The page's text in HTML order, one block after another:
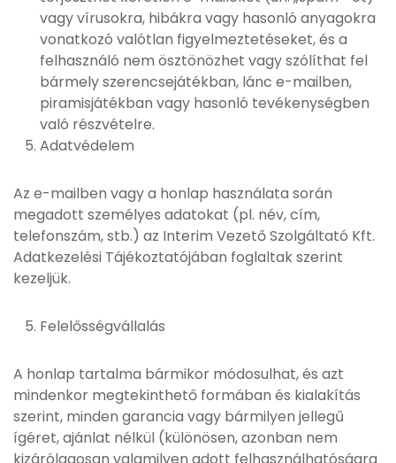
vagy vírusokra, hibákra vagy hasonló anyagokra
vonatkozó valótlan figyelmeztetéseket, és a
felhasználó nem ösztönözhet vagy szólíthat fel
bármely szerencsejátékban, lánc e-mailben,
piramisjátékban vagy hasonló tevékenységben
való részvételre.
Adatvédelem
Az e-mailben vagy a honlap használata során
megadott személyes adatokat (pl. név, cím,
telefonszám, stb.) az Interim Vezető Szolgáltató Kft.
Adatkezelési Tájékoztatójában foglaltak szerint
kezeljük.
Felelősségvállalás
A honlap tartalma bármikor módosulhat, és azt
mindenkor megtekinthető formában és kialakítás
szerint, minden garancia vagy bármilyen jellegű
ígéret, ajánlat nélkül (különösen, azonban nem